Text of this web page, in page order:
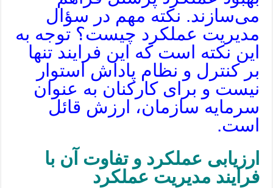
می‌سازند. نکته مهم در سؤال
مدیریت عملکرد چیست؟ توجه به
این نکته است که این فرایند تنها
بر کنترل و نظام پاداش استوار
نیست و برای کارکنان به عنوان
سرمایه سازمان، ارزش قائل
است.
ارزیابی عملکرد و تفاوت آن با
فرایند مدیریت عملکرد